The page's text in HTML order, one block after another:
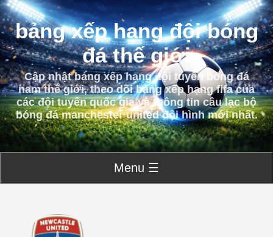
bảng xếp hạng đội bóng
đá thế giới
Cập nhật bảng xếp hạng đội tuyển bóng đá
nam thế giới, theo dõi bảng xếp hạng fifa của
các đội tuyển quốc gia và thông tin câu lạc bộ
bóng đá manchester united đội hình mới nhất.
Menu ☰